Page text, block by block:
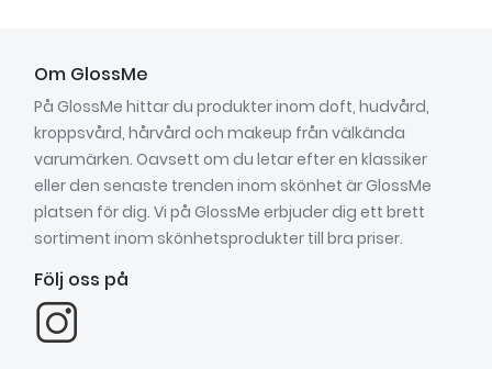
Om GlossMe
På GlossMe hittar du produkter inom doft, hudvård,
kroppsvård, hårvård och makeup från välkända
varumärken. Oavsett om du letar efter en klassiker
eller den senaste trenden inom skönhet är GlossMe
platsen för dig. Vi på GlossMe erbjuder dig ett brett
sortiment inom skönhetsprodukter till bra priser.
Följ oss på